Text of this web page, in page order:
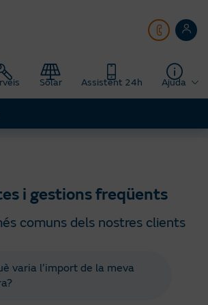
Solar Assistent 24h Ajuda
gestions freqüents
i gestions freqüents
comuns dels nostres clients
varia l’import de la meva